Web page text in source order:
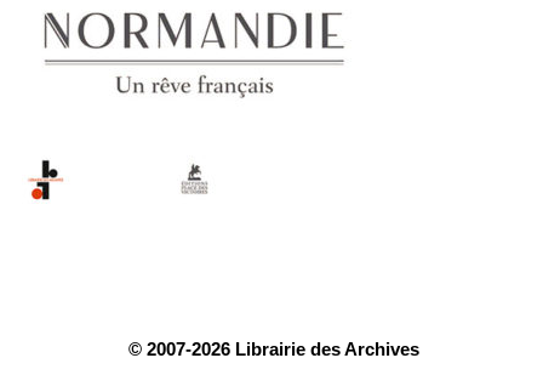
© 2007-2026 Librairie des Archives